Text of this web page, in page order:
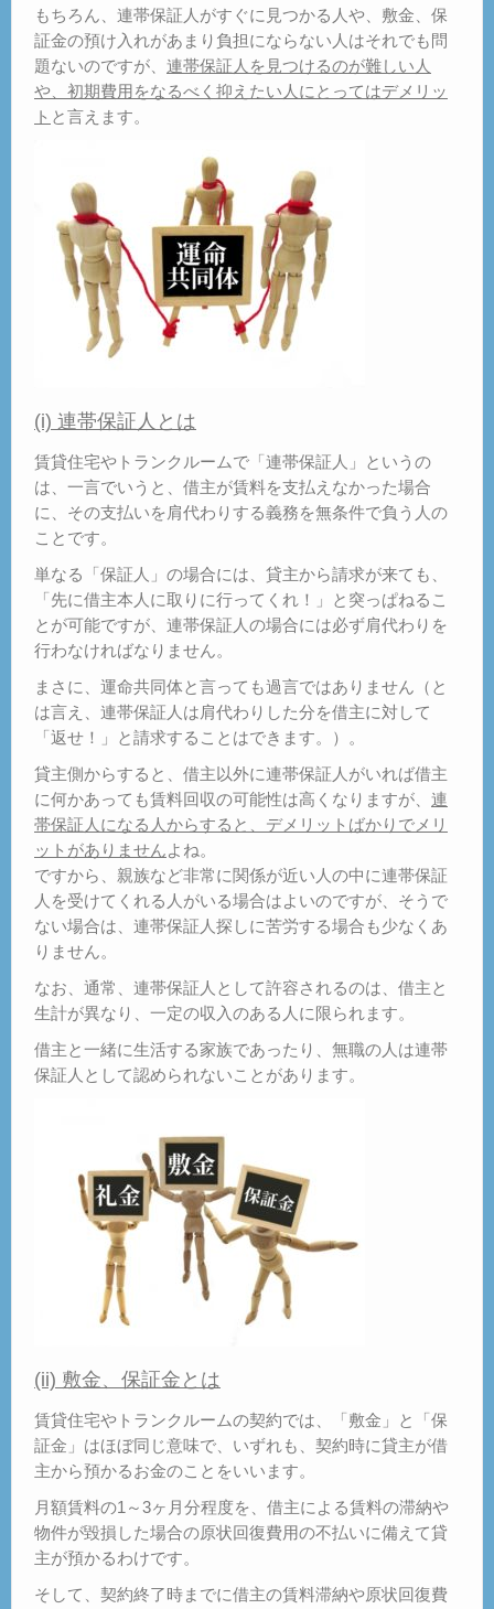
もちろん、連帯保証人がすぐに見つかる人や、敷金、保
証金の預け入れがあまり負担にならない人はそれでも問
題ないのですが、 連帯保証人を見つけるのが難しい人
や、初期費用をなるべく抑えたい人にとってはデメリッ
ト と言えます。
(i) 連帯保証人とは
賃貸住宅やトランクルームで「連帯保証人」というの
は、一言でいうと、借主が賃料を支払えなかった場合
に、その支払いを肩代わりする義務を無条件で負う人の
ことです。
単なる「保証人」の場合には、貸主から請求が来ても、
「先に借主本人に取りに行ってくれ！」と突っぱねるこ
とが可能ですが、連帯保証人の場合には必ず肩代わりを
行わなければなりません。
まさに、運命共同体と言っても過言ではありません（と
は言え、連帯保証人は肩代わりした分を借主に対して
「返せ！」と請求することはできます。）。
貸主側からすると、借主以外に連帯保証人がいれば借主
に何かあっても賃料回収の可能性は高くなりますが、 連
帯保証人になる人からすると、デメリットばかりでメリ
ットがありませんよね。
ですから、親族など非常に関係が近い人の中に連帯保証
人を受けてくれる人がいる場合はよいのですが、そうで
ない場合は、連帯保証人探しに苦労する場合も少なくあ
りません。
なお、通常、連帯保証人として許容されるのは、借主と
生計が異なり、一定の収入のある人に限られます。
借主と一緒に生活する家族であったり、無職の人は連帯
保証人として認められないことがあります。
(ii) 敷金、保証金とは
賃貸住宅やトランクルームの契約では、「敷金」と「保
証金」はほぼ同じ意味で、いずれも、契約時に貸主が借
主から預かるお金のことをいいます。
月額賃料の1～3ヶ月分程度を、借主による賃料の滞納や
物件が毀損した場合の原状回復費用の不払いに備えて貸
主が預かるわけです。
そして、契約終了時までに借主の賃料滞納や原状回復費